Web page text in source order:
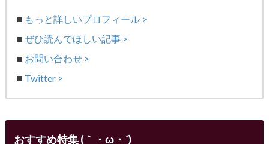
■ もっと詳しいプロフィール >
■ぜひ読んでほしい記事 >
■ お問い合わせ >
■ Twitter >
おすすめ特集 (｀・ω・´)ゞ